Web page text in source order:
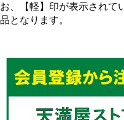
お、【軽】印が表示されて
品となります。